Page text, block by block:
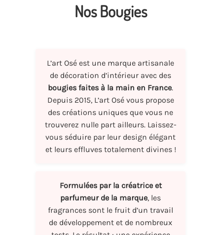
Nos Bougies
L’art Osé est une marque artisanale
de décoration d’intérieur avec des
bougies faites à la main en France.
Depuis 2015, L’art Osé vous propose
des créations uniques que vous ne
trouverez nulle part ailleurs. Laissez-
vous séduire par leur design élégant
et leurs effluves totalement divines !
Formulées par la créatrice et
parfumeur de la marque, les
fragrances sont le fruit d’un travail
de développement et de nombreux